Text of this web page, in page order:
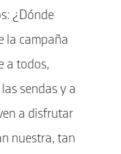
¿Dónde
la campaña
a todos,
sendas y a
a disfrutar
nuestra, tan